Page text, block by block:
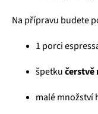
Na přípravu budete
1 porci
špetkučerstvě
malé množství